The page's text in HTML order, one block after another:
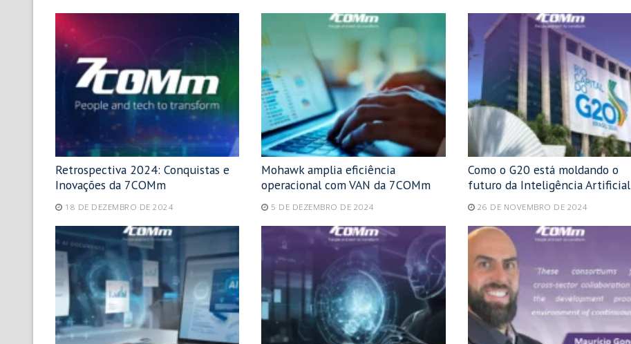
Retrospectiva 2024: Conquistas e
Inovações da 7COMm
18 DE DEZEMBRO DE 2024
Mohawk amplia eficiência
operacional com VAN da 7COMm
5 DE DEZEMBRO DE 2024
Como o G20 está moldando o
futuro da Inteligência Artificial
26 DE NOVEMBRO DE 2024